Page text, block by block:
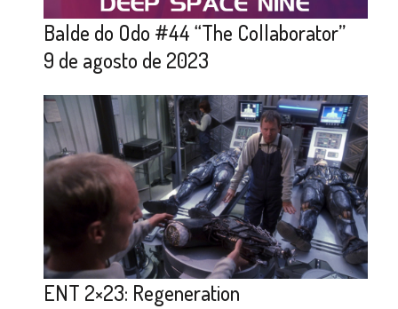
Balde do Odo #44 “The Collaborator”
9 de agosto de 2023
ENT 2×23: Regeneration